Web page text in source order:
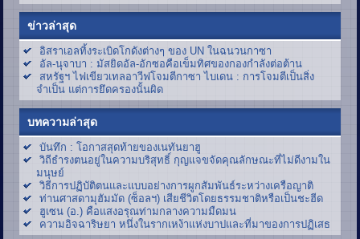
ข่าวล่าสุด
อิสราเอลทิ้งระเบิดโกดังต่างๆ ของ UN ในฉนวนกาซา
อัล-นุจาบา : มัสยิดอัล-อักซอคือเข็มทิศของกองกำลังต่อต้าน
สหรัฐฯ ไฟเขียวเทลอาวีฟโจมตีกาซา ไบเดน : การโจมตีเป็นสิ่ง
จำเป็น แต่การยึดครองนั้นผิด
บทความล่าสุด
บันทึก : โอกาสสุดท้ายของเนทันยาฮู
วิถีธำรงตนอยู่ในความบริสุทธิ์ กุญแจขจัดคุณลักษณะที่ไม่ดีงามใน
มนุษย์
วิธีการปฏิบัติตนและแบบอย่างการผูกสัมพันธ์ระหว่างเครือญาติ
ท่านศาสดามุฮัมมัด (ซ็อลฯ) เสียชีวิตโดยธรรมชาติหรือเป็นชะฮีด
ฮูเซน (อ.) คือแสงอรุณท่ามกลางความมืดมน
ความอิจฉาริษยา หนึ่งในรากเหง้าแห่งบาปและที่มาของการปฏิเสธ